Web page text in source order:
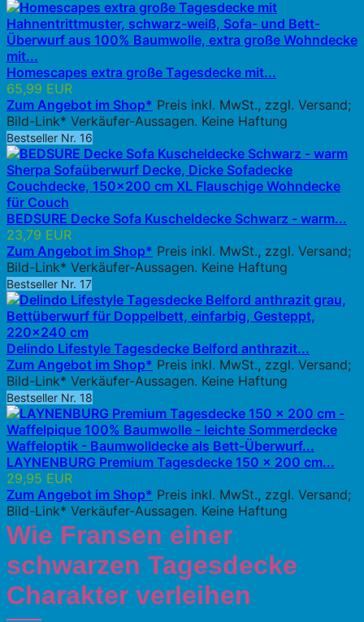
Homescapes extra große Tagesdecke mit...
65,99 EUR
Zum Angebot im Shop* Preis inkl. MwSt., zzgl. Versand;
Bild-Link* Verkäufer-Aussagen. Keine Haftung
Bestseller Nr. 16
BEDSURE Decke Sofa Kuscheldecke Schwarz - warm...
23,79 EUR
Zum Angebot im Shop* Preis inkl. MwSt., zzgl. Versand;
Bild-Link* Verkäufer-Aussagen. Keine Haftung
Bestseller Nr. 17
Delindo Lifestyle Tagesdecke Belford anthrazit...
Zum Angebot im Shop* Preis inkl. MwSt., zzgl. Versand;
Bild-Link* Verkäufer-Aussagen. Keine Haftung
Bestseller Nr. 18
LAYNENBURG Premium Tagesdecke 150 x 200 cm...
29,95 EUR
Zum Angebot im Shop* Preis inkl. MwSt., zzgl. Versand;
Bild-Link* Verkäufer-Aussagen. Keine Haftung
Wie Fransen einer
schwarzen Tagesdecke
Charakter verleihen